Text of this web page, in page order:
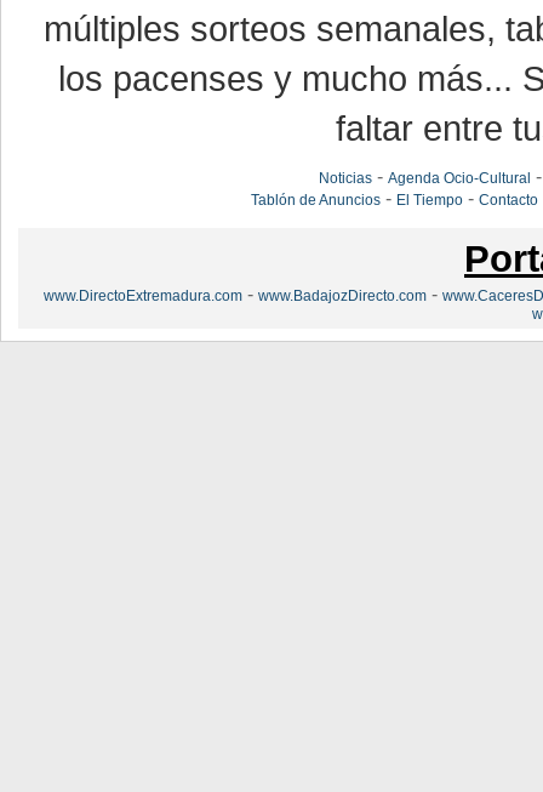
múltiples sorteos semanales,
los pacenses y mucho más...
faltar entre
Noticias -Agenda Ocio-Cultural
Tablón de Anuncios - El Tiempo -Contacto
www.DirectoExtremadura.com - www.BadajozDirecto.com -